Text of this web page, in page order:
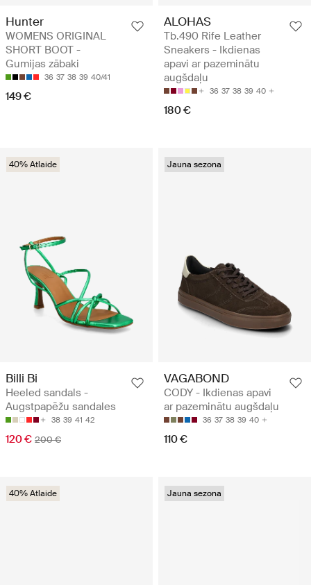
Hunter
WOMENS ORIGINAL
SHORT BOOT -
Gumijas zābaki
36 37 38 39 40/41
149 €
ALOHAS
Tb.490 Rife Leather
Sneakers - Ikdienas
apavi ar pazeminātu
augšdaļu
36 37 38 39 40
180 €
40% Atlaide
Billi Bi
Heeled sandals -
Augstpapēžu sandales
38 39 41 42
120 € 200 €
Jauna sezona
VAGABOND
CODY - Ikdienas apavi
ar pazeminātu augšdaļu
36 37 38 39 40
110 €
40% Atlaide Jauna sezona